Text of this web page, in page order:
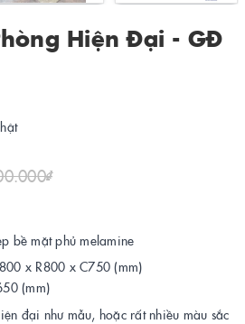
Hiện Đại - GĐ
bề mặt phủ melamine
x R800 x C750 (mm)
(mm)
đại như mẫu, hoặc rất nhiều màu sắc